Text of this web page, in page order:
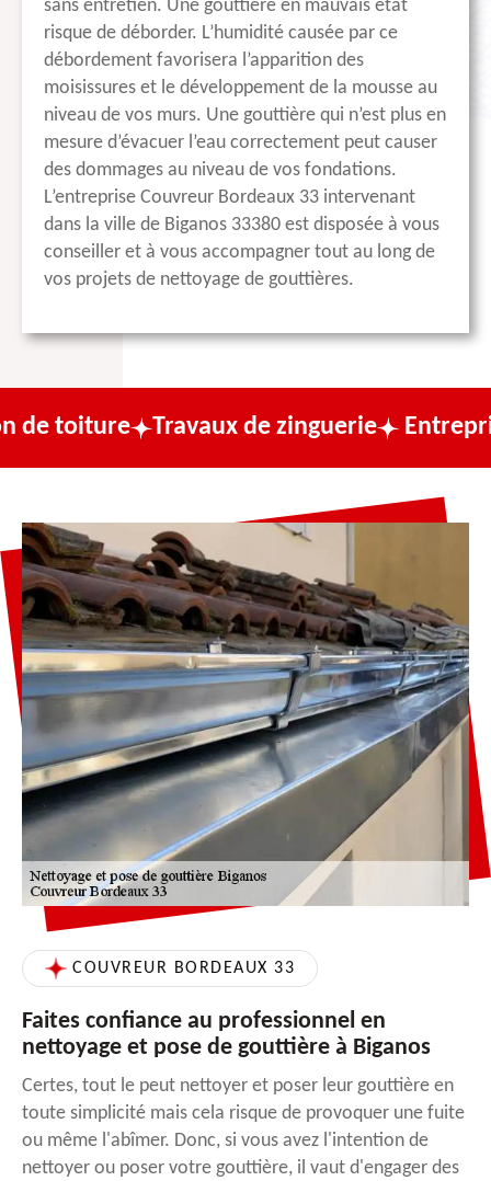
sans entretien. Une gouttière en mauvais état
risque de déborder. L’humidité causée par ce
débordement favorisera l’apparition des
moisissures et le développement de la mousse au
niveau de vos murs. Une gouttière qui n’est plus en
mesure d’évacuer l’eau correctement peut causer
des dommages au niveau de vos fondations.
L’entreprise Couvreur Bordeaux 33 intervenant
dans la ville de Biganos 33380 est disposée à vous
conseiller et à vous accompagner tout au long de
vos projets de nettoyage de gouttières.
Travaux de zinguerie Entreprise de
COUVREUR BORDEAUX 33
Faites confiance au professionnel en
nettoyage et pose de gouttière à Biganos
Certes, tout le peut nettoyer et poser leur gouttière en
toute simplicité mais cela risque de provoquer une fuite
ou même l'abîmer. Donc, si vous avez l'intention de
nettoyer ou poser votre gouttière, il vaut d'engager des